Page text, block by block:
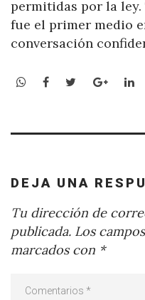
permitidas por la
fue el primer medio
conversación
WhatsApp
Facebook
Twitter
DEJA UNA
Tu dirección de
publicada. Los
marcados con *